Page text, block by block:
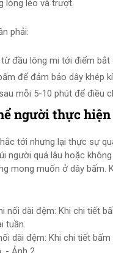
lỏng lẻo và trượt.
phải:
đầu lông mi tới điểm
để đảm bảo dây khép
mỗi 5-10 phút để điều
người thực
tới nhưng lại thực sự
người quá lâu hoặc
mong muốn ở dây
dài đệm: Khi chi tiết